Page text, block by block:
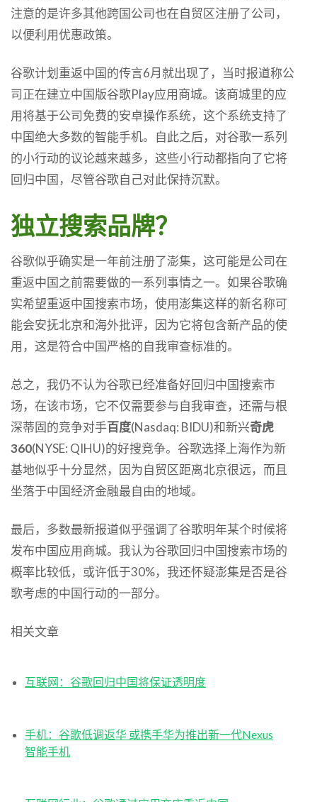
注意的是许多其他跨国公司也在自贸区注册了公司，
以便利用优惠政策。
谷歌计划重返中国的传言6月就出现了，当时报道称公
司正在建立中国版谷歌Play应用商城。该商城里的应
用将基于公司免费的安卓操作系统，这个系统支持了
中国绝大多数的智能手机。自此之后，对谷歌一系列
的小行动的议论越来越多，这些小行动都指向了它将
回归中国，尽管谷歌自己对此保持沉默。
独立搜索品牌？
谷歌似乎确实是一年前注册了澎集，这可能是公司在
重返中国之前需要做的一系列事情之一。如果谷歌确
实希望重返中国搜索市场，使用澎集这样的新名称可
能会安抚北京和海外批评，因为它将包含新产品的使
用，这是符合中国严格的自我审查标准的。
总之，我仍不认为谷歌已经准备好回归中国搜索市
场，在该市场，它不仅需要参与自我审查，还需与根
深蒂固的竞争对手百度(Nasdaq: BIDU)和新兴奇虎
360(NYSE: QIHU)的好搜竞争。谷歌选择上海作为新
基地似乎十分显然，因为自贸区距离北京很远，而且
坐落于中国经济金融最自由的地域。
最后，多数最新报道似乎强调了谷歌明年某个时候将
发布中国应用商城。我认为谷歌回归中国搜索市场的
概率比较低，或许低于30%，我还怀疑澎集是否是谷
歌考虑的中国行动的一部分。
相关文章
互联网：谷歌回归中国将保证透明度
手机：谷歌低调返华 或携手华为推出新一代Nexus
智能手机